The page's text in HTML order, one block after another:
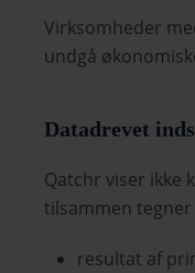
Virksomheder
undgå
Datadrevet
Qatchr viser ikke
tilsammen
resultat af